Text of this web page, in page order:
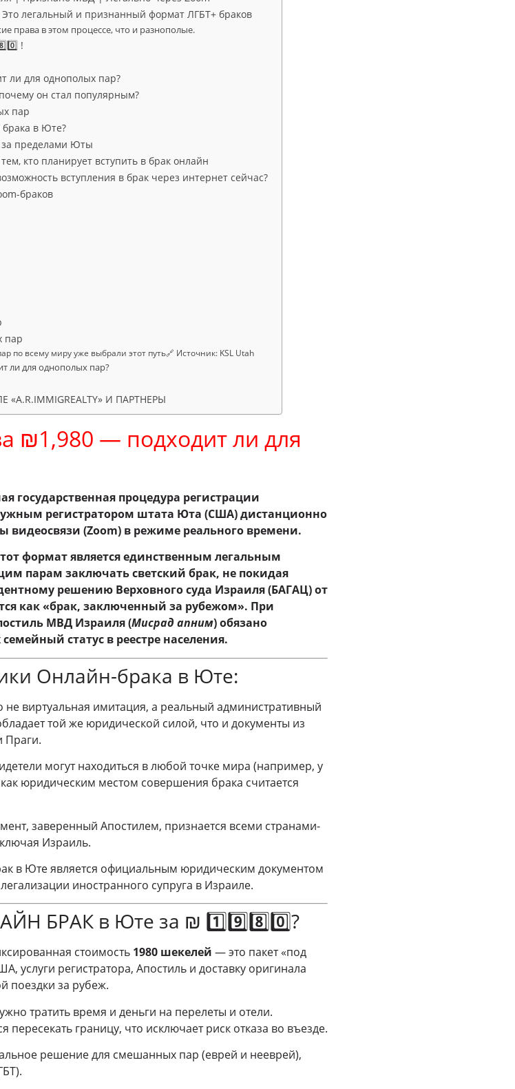
легальный и признанный формат ЛГБТ+ браков
права в этом процессе, что и разнополые.
!
ли для однополых пар?
он стал популярным?
пар
в Юте?
за пределами Юты
кто планирует вступить в брак онлайн
вступления в брак через интернет сейчас?
браков
пар
по всему миру уже выбрали этот путь🔗 Источник: KSL Utah
ли для однополых пар?
И ПАРТНЕРЫ
₪1,980 — подходит ли для
процедура регистрации
регистратором штата Юта (США) дистанционно
(Zoom) в режиме реального времени.
формат является единственным легальным
парам заключать светский брак, не покидая
решению Верховного суда Израиля (БАГАЦ) от
как «брак, заключенный за рубежом». При
МВД Израиля (Мисрад апним) обязано
статус в реестре населения.
Онлайн-брака в Юте:
не виртуальная имитация, а реальный административный
той же юридической силой, что и документы из
Праги.
могут находиться в любой точке мира (например, у
юридическим местом совершения брака считается
заверенный Апостилем, признается всеми странами-
Израиль.
в Юте является официальным юридическим документом
иностранного супруга в Израиле.
БРАК в Юте за ₪ 1️⃣9️⃣8️⃣0️⃣?
стоимость 1980 шекелей — это пакет «под
регистратора, Апостиль и доставку оригинала
поездки за рубеж.
тратить время и деньги на перелеты и отели.
пересекать границу, что исключает риск отказа во въезде.
решение для смешанных пар (еврей и нееврей),